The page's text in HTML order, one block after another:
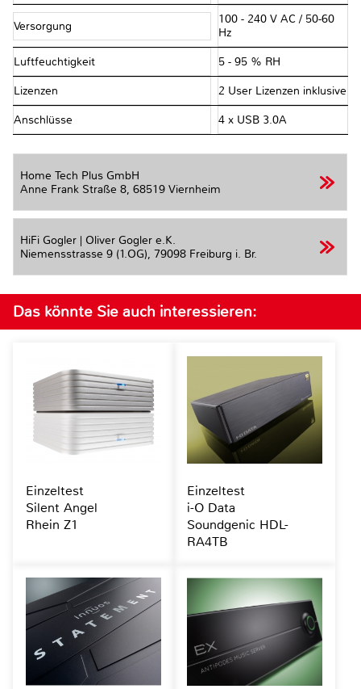
Versorgung
100 - 240 V AC / 50-60
Hz
Luftfeuchtigkeit 5 - 95 % RH
Lizenzen 2 User Lizenzen inklusive
Anschlüsse 4 x USB 3.0A
Home Tech Plus GmbH
Anne Frank Straße 8, 68519 Viernheim
HiFi Gogler | Oliver Gogler e.K.
Niemensstrasse 9 (1.OG), 79098 Freiburg i. Br.
Das könnte Sie auch interessieren:
Einzeltest
Silent Angel
Rhein Z1
Einzeltest
i-O Data
Soundgenic HDL-
RA4TB